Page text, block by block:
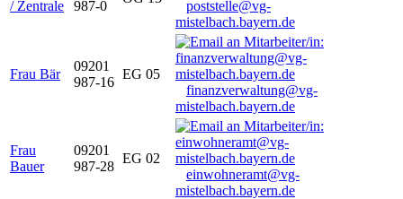
/ Zentrale
987-0
poststelle@vg-
mistelbach.bayern.de
Frau Bär
09201
987-16
EG 05
finanzverwaltung@vg-
mistelbach.bayern.de
Frau
Bauer
09201
987-28
EG 02
einwohneramt@vg-
mistelbach.bayern.de